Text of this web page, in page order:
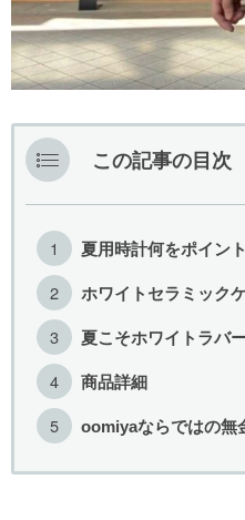
この記事の目次
夏用時計何をポイン
ホワイトセラミック
夏こそホワイトラバ
商品詳細
oomiyaならではの無